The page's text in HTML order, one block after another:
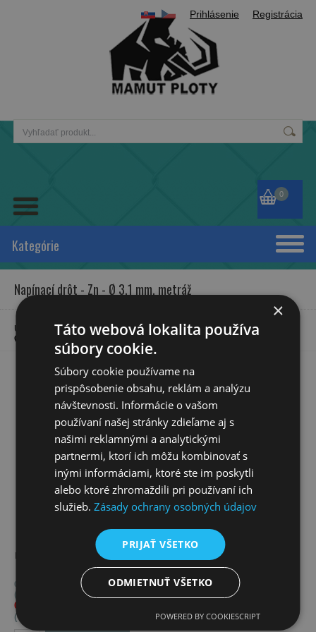
Prihlásenie Registrácia
0
Kategórie
Napínací drôt - Zn - Ø 3,1 mm, metráž
Úvod Doplnky k pletivám Drôty k pletivám
Napínací drôt - Zn -
Ø 3,1 mm, metráž
ND_Zn_3,1_meter
0,19 €
(4,87 CZK)
0,23 €
(5,90 CZK)
×
Táto webová lokalita používa
súbory cookie.
Súbory cookie používame na
prispôsobenie obsahu, reklám a analýzu
návštevnosti. Informácie o vašom
používaní našej stránky zdieľame aj s
našimi reklamnými a analytickými
partnermi, ktorí ich môžu kombinovať s
inými informáciami, ktoré ste im poskytli
alebo ktoré zhromaždili pri používaní ich
služieb.Zásady ochrany osobných údajov
PRIJAŤ VŠETKO
ODMIETNUŤ VŠETKO
POWERED BY COOKIESCRIPT